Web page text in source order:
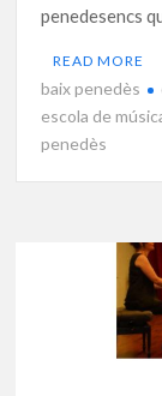
penedesencs
READ MORE
baix penedès
escola de
penedès